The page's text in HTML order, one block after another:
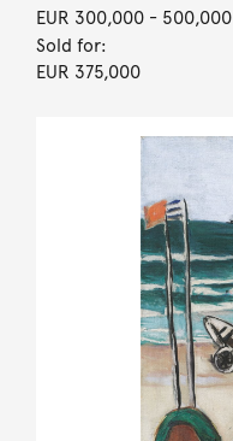
EUR 300,000- 500,000
Sold for:
EUR 375,000